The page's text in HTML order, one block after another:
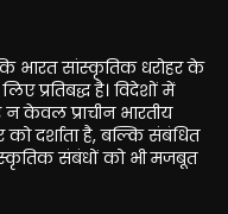
भारत सांस्कृतिक धरोहर के
प्रतिबद्ध है। विदेशों में
न केवल प्राचीन भारतीय
दर्शाता है, बल्कि संबंधित
संबंधों को भी मजबूत